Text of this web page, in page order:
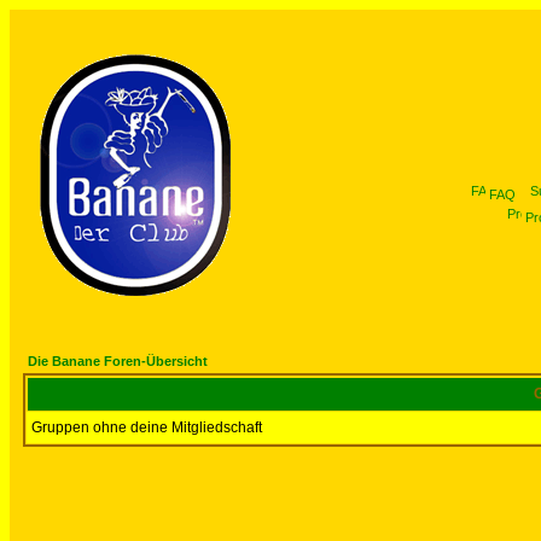
FAQ
Die Banane Foren-Übersicht
Gruppen ohne deine Mitgliedschaft